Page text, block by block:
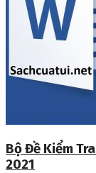
Bộ Đề Kiểm
2021